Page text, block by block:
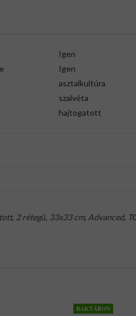
Igen
Igen
asztalkultúra
szalvéta
hajtogatott
, 2 rétegű, 33x33 cm, Advanced,
RAKTÁRON